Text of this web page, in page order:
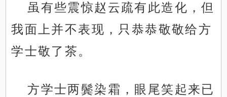
虽有些震惊赵云疏有此造化，但
我面上并不表现，只恭恭敬敬给方
学士敬了茶。
方学士两鬓染霜，眼尾笑起来已